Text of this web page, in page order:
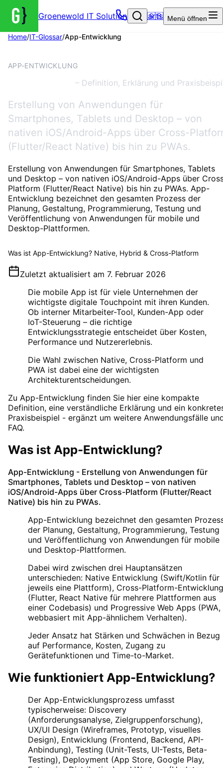
Groenewold IT Solutions – Startseite
🇬🇧 Menü öffnen
Home/IT-Glossar/App-Entwicklung
APP-ENTWICKLUNG
– Definition, Erklärung und
Erstellung von Anwendungen für
Smartphones, Tablets und Desktop – von
nativen iOS/Android-Apps über Cross-
(Flutter/React Native) bis hin zu PWAs.
Erstellung von Anwendungen für Smartphones, Tablets
und Desktop – von nativen iOS/Android-Apps über
Platform (Flutter/React Native) bis hin zu PWAs. App-
Entwicklung bezeichnet den gesamten Prozess der
Planung, Gestaltung, Programmierung, Testung und
Veröffentlichung von Anwendungen für mobile und
Desktop-Plattformen.
Was ist App-Entwicklung? Native, Hybrid & Cross-Platform
Zuletzt aktualisiert am 7. Februar 2026
Die mobile App ist für viele Unternehmen der
wichtigste digitale Touchpoint mit ihren Kunden.
Ob interner Mitarbeiter-Tool, Kunden-App oder
IoT-Steuerung – die richtige
Entwicklungsstrategie entscheidet über Kosten,
Performance und Nutzererlebnis.
Die Wahl zwischen Native, Cross-Platform und
PWA ist dabei eine der wichtigsten
Architekturentscheidungen.
Zu App-Entwicklung finden Sie hier eine kompakte
Definition, eine verständliche Erklärung und ein
Praxisbeispiel - ergänzt um weitere Anwendungsfälle
FAQ.
Was ist App-Entwicklung?
App-Entwicklung - Erstellung von Anwendungen für
Smartphones, Tablets und Desktop – von nativen
iOS/Android-Apps über Cross-Platform (Flutter/React
Native) bis hin zu PWAs.
App-Entwicklung bezeichnet den gesamten
der Planung, Gestaltung, Programmierung, Testung
und Veröffentlichung von Anwendungen für mobile
und Desktop-Plattformen.
Dabei wird zwischen drei Hauptansätzen
unterschieden: Native Entwicklung (Swift/Kotlin für
jeweils eine Plattform), Cross-Platform-Entwicklung
(Flutter, React Native für mehrere Plattformen aus
einer Codebasis) und Progressive Web Apps (PWA,
webbasiert mit App-ähnlichem Verhalten).
Jeder Ansatz hat Stärken und Schwächen in Bezug
auf Performance, Kosten, Zugang zu
Gerätefunktionen und Time-to-Market.
Wie funktioniert App-Entwicklung?
Der App-Entwicklungsprozess umfasst
typischerweise: Discovery
(Anforderungsanalyse, Zielgruppenforschung),
UX/UI Design (Wireframes, Prototyp, visuelles
Design), Entwicklung (Frontend, Backend, API-
Anbindung), Testing (Unit-Tests, UI-Tests, Beta-
Testing), Deployment (App Store, Google Play,